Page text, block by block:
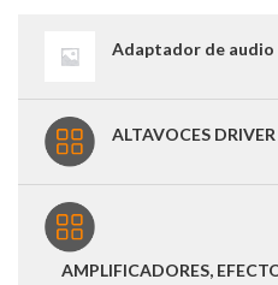
Adaptador de audio
ALTAVOCES
AMPLIFICADORES,